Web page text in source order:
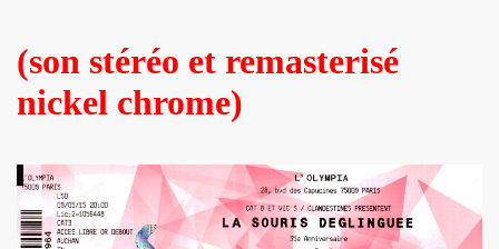
(son stéréo et remasterisé
nickel chrome)
l album "SUPER LUNE", le 11 decembre 2021 a l
jouent JOHNNY HALLYDAY, le 5 decembre 2021, au
Berlin"), concert "Paradigmes" le 7 octobre 2021
(piano), concerts "Dans la peau" les 5 et 6 octobre